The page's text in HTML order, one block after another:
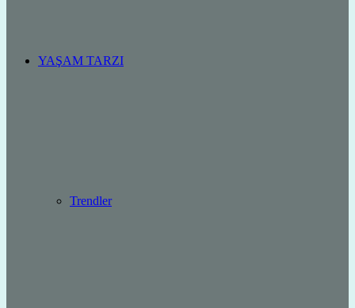
YAŞAM TARZI
Trendler